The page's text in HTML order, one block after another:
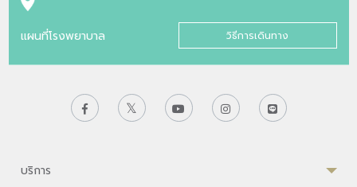
แผนที่โรงพยาบาล วิธีการเดินทาง
บริการ